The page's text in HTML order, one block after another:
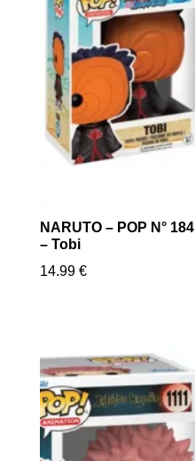
NARUTO – POP N° 184
– Tobi
14.99 €